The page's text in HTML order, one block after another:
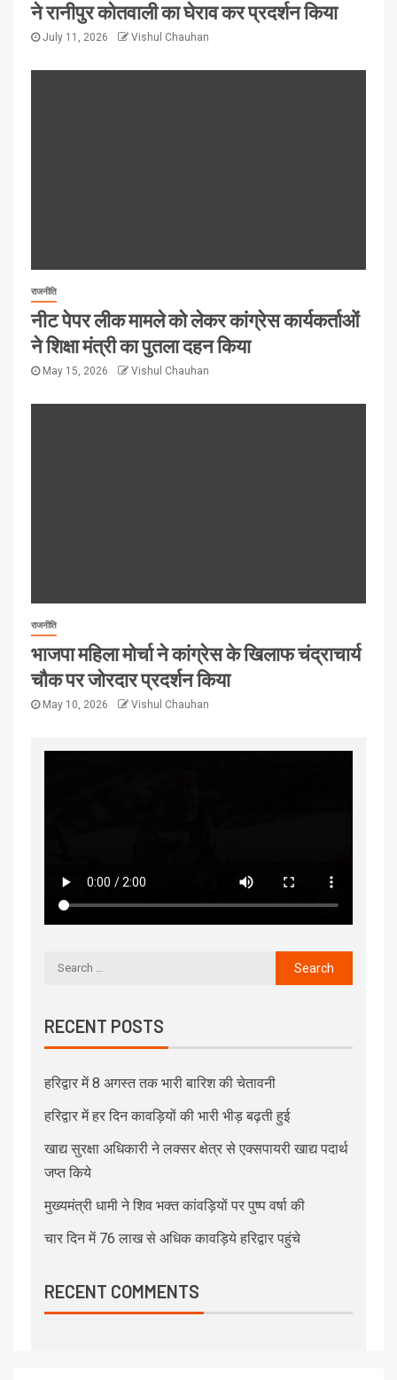
ने रानीपुर कोतवाली का घेराव कर प्रदर्शन किया
July 11, 2026 Vishul Chauhan
राजनीति
नीट पेपर लीक मामले को लेकर कांग्रेस कार्यकर्ताओं
ने शिक्षा मंत्री का पुतला दहन किया
May 15, 2026 Vishul Chauhan
राजनीति
भाजपा महिला मोर्चा ने कांग्रेस के खिलाफ चंद्राचार्य
चौक पर जोरदार प्रदर्शन किया
May 10, 2026 Vishul Chauhan
RECENT POSTS
हरिद्वार में 8 अगस्त तक भारी बारिश की चेतावनी
हरिद्वार में हर दिन कावड़ियों की भारी भीड़ बढ़ती हुई
खाद्य सुरक्षा अधिकारी ने लक्सर क्षेत्र से एक्सपायरी खाद्य पदार्थ
जप्त किये
मुख्यमंत्री धामी ने शिव भक्त कांवड़ियों पर पुष्प वर्षा की
चार दिन में 76 लाख से अधिक कावड़िये हरिद्वार पहुंचे
RECENT COMMENTS